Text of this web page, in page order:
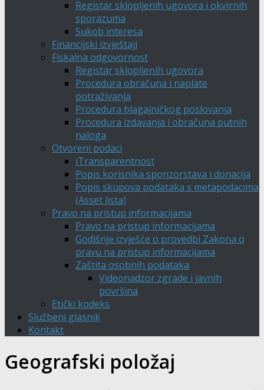
Registar sklopljenih ugovora i okvirnih
sporazuma
Sukob interesa
Financijski izvještaji
Fiskalna odgovornost
Registar sklopljenih ugovora
Procedura obračuna i naplate
potraživanja
Procedura blagajničkog poslovanja
Procedura izdavanja i obračuna putnih
naloga
Otvoreni podaci
iTransparentnost
Popis korisnika sponzorstava i donacija
Popis skupova podataka s metapodacima
(Asset lista)
Pravo na pristup informacijama
Pravo na pristup informacijama
Godišnje izvješće o provedbi Zakona o
pravu na pristup informacijama
Zaštita osobnih podataka
Videonadzor zgrade i javnih
površina
Etički kodeks
Službeni glasnik
Kontakt
Geografski položaj